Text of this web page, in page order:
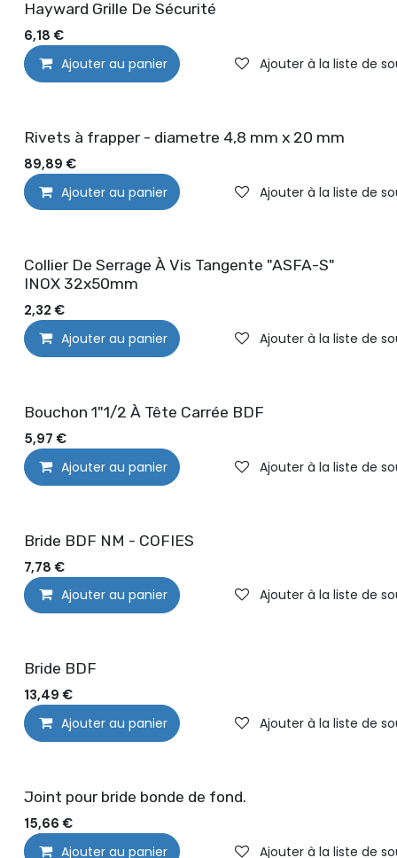
Hayward Grille De Sécurité
6,18 €
Ajouter au panier
Ajouter à la liste de
Rivets à frapper - diametre 4,8 mm x 20 mm
89,89 €
Ajouter au panier
Ajouter à la liste de
Collier De Serrage À Vis Tangente "ASFA-S"
INOX 32x50mm
2,32 €
Ajouter au panier
Ajouter à la liste de
Bouchon 1"1/2 À Tête Carrée BDF
5,97 €
Ajouter au panier
Ajouter à la liste de
Bride BDF NM - COFIES
7,78 €
Ajouter au panier
Ajouter à la liste de
Bride BDF
13,49 €
Ajouter au panier
Ajouter à la liste de
Joint pour bride bonde de fond.
15,66 €
Ajouter au panier
Ajouter à la liste de